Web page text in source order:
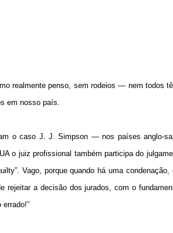
realmente penso, sem rodeios — nem
em nosso país.
o caso J. J. Simpson — nos países anglo-
o juiz profissional também participa do
Vago, porque quando há uma
a decisão dos jurados, com o